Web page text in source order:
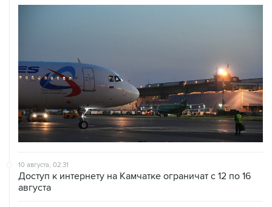
10 августа, 02:31
Доступ к интернету на Камчатке ограничат с 12 по 16
августа